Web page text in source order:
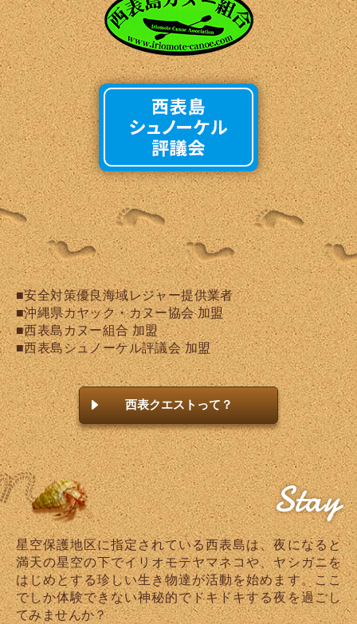
■安全対策優良海域レジャー提供業者
■沖縄県カヤック・カヌー協会 加盟
■西表島カヌー組合 加盟
■西表島シュノーケル評議会 加盟
西表クエストって？
Stay
星空保護地区に指定されている西表島は、夜になると
満天の星空の下でイリオモテヤマネコや、ヤシガニを
はじめとする珍しい生き物達が活動を始めます。ここ
でしか体験できない神秘的でドキドキする夜を過ごし
てみませんか？